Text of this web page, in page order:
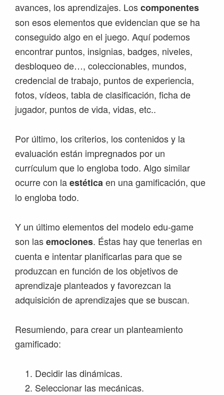
avances, los aprendizajes. Loscomponentes
son esos elementos que evidencian que se ha
conseguido algo en el juego. Aquí podemos
encontrar puntos, insignias, badges, niveles,
desbloqueo de…, coleccionables, mundos,
credencial de trabajo, puntos de experiencia,
fotos, vídeos, tabla de clasificación, ficha de
jugador, puntos de vida, vidas, etc..
Por último, los criterios, los contenidos y la
evaluación están impregnados por un
currículum que lo engloba todo. Algo similar
ocurre con laestéticaen una gamificación, que
lo engloba todo.
Y un último elementos del modelo edu-game
son lasemociones. Éstas hay que tenerlas en
cuenta e intentar planificarlas para que se
produzcan en función de los objetivos de
aprendizaje planteados y favorezcan la
adquisición de aprendizajes que se buscan.
Resumiendo, para crear un planteamiento
gamificado:
Decidir las dinámicas.
Seleccionar las mecánicas.